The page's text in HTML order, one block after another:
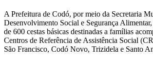
A Prefeitura de Codó, por meio da Secretaria
Desenvolvimento Social e Segurança
de 600 cestas básicas destinadas a famílias
Centros de Referência de Assistência Social
São Francisco, Codó Novo, Trizidela e Santo